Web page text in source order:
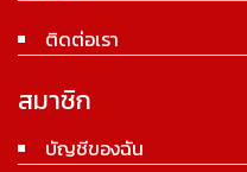
ติดต่อเรา
สมาชิก
บัญชีของฉัน